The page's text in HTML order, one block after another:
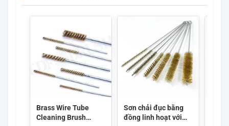
Brass Wire Tube
Cleaning Brush
Sơn chải đục bằng
đồng linh hoạt với